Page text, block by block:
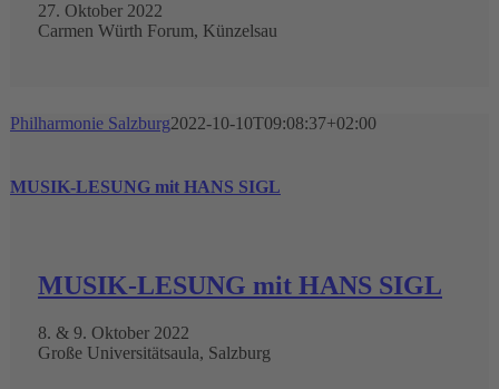
27. Oktober 2022
Carmen Würth Forum, Künzelsau
Philharmonie Salzburg2022-10-10T09:08:37+02:00
MUSIK-LESUNG mit HANS SIGL
MUSIK-LESUNG mit HANS SIGL
8. & 9. Oktober 2022
Große Universitätsaula, Salzburg